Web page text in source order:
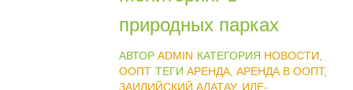
природных парках
АВТОР ADMIN КАТЕГОРИЯ НОВОСТИ
ООПТ ТЕГИ АРЕНДА, АРЕНДА В ООПТ,
ЗАИЛИЙСКИЙ АЛАТАУ, ИЛЕ-